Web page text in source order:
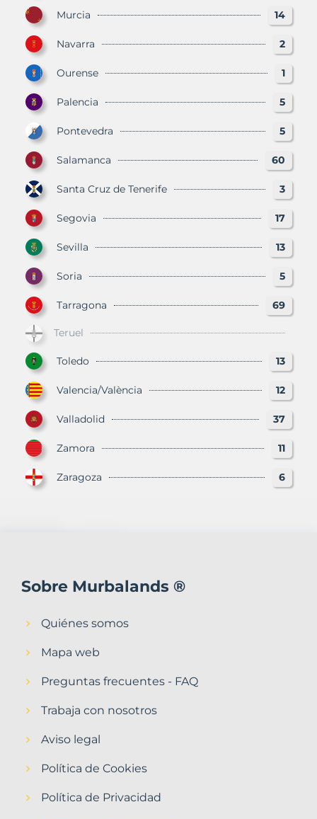
Murcia 14
Navarra 2
Ourense 1
Palencia 5
Pontevedra 5
Salamanca 60
Santa Cruz de Tenerife 3
Segovia 17
Sevilla 13
Soria 5
Tarragona 69
Teruel
Toledo 13
Valencia/València 12
Valladolid 37
Zamora 11
Zaragoza 6
Sobre Murbalands ®
Quiénes somos
Mapa web
Preguntas frecuentes - FAQ
Trabaja con nosotros
Aviso legal
Política de Cookies
Política de Privacidad